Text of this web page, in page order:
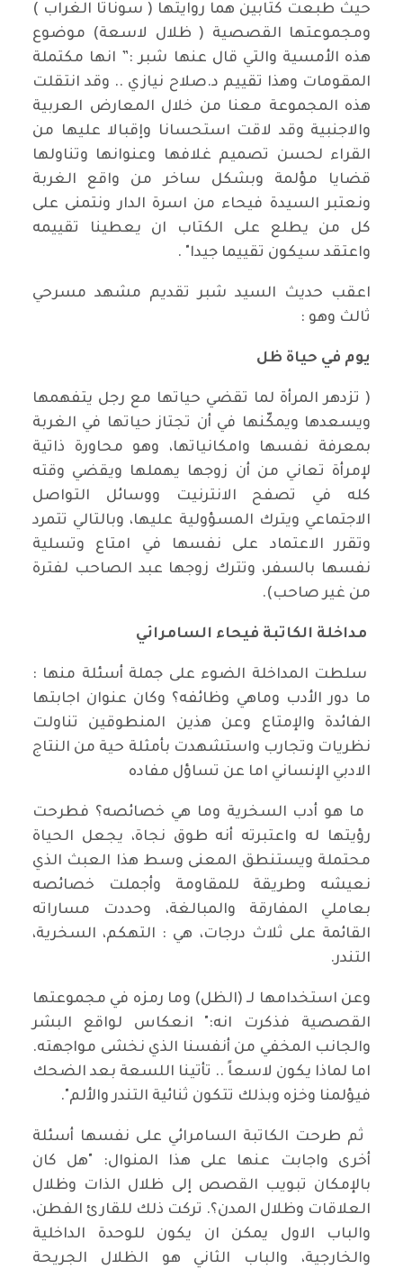
حيث طبعت كتابين هما روايتها ( سوناتا الغراب )
ومجموعتها القصصية ( ظلال لاسعة) موضوع
هذه الأمسية والتي قال عنها شبر :” انها مكتملة
المقومات وهذا تقييم د.صلاح نيازي .. وقد انتقلت
هذه المجموعة معنا من خلال المعارض العربية
والاجنبية وقد لاقت استحسانا وإقبالا عليها من
القراء لحسن تصميم غلافها وعنوانها وتناولها
قضايا مؤلمة وبشكل ساخر من واقع الغربة
ونعتبر السيدة فيحاء من اسرة الدار ونتمنى على
كل من يطلع على الكتاب ان يعطينا تقييمه
واعتقد سيكون تقييما جيدا" .
اعقب حديث السيد شبر تقديم مشهد مسرحي
ثالث وهو :
يوم في حياة ظل
( تزدهر المرأة لما تقضي حياتها مع رجل يتفهمها
ويسعدها ويمكّنها في أن تجتاز حياتها في الغربة
بمعرفة نفسها وامكانياتها، وهو محاورة ذاتية
لإمرأة تعاني من أن زوجها يهملها ويقضي وقته
كله في تصفح الانترنيت ووسائل التواصل
الاجتماعي ويترك المسؤولية عليها، وبالتالي تتمرد
وتقرر الاعتماد على نفسها في امتاع وتسلية
نفسها بالسفر، وتترك زوجها عبد الصاحب لفترة
من غير صاحب).
مداخلة الكاتبة فيحاء السامرائي
سلطت المداخلة الضوء على جملة أسئلة منها :
ما دور الأدب وماهي وظائفه؟ وكان عنوان اجابتها
الفائدة والإمتاع وعن هذين المنطوقين تناولت
نظريات وتجارب واستشهدت بأمثلة حية من النتاج
الادبي الإنساني اما عن تساؤل مفاده
⁠ ⁠⁠ما هو أدب السخرية وما هي خصائصه؟ فطرحت
رؤيتها له واعتبرته أنه طوق نجاة، يجعل الحياة
محتملة ويستنطق المعنى وسط هذا العبث الذي
نعيشه وطريقة للمقاومة وأجملت خصائصه
بعاملي المفارقة والمبالغة، وحددت مساراته
القائمة على ثلاث درجات، هي : التهكم، السخرية،
التندر.
⁠⁠⁠وعن استخدامها لـ (الظل) وما رمزه في مجموعتها
القصصية فذكرت انه:" انعكاس لواقع البشر
والجانب المخفي من أنفسنا الذي نخشى مواجهته.
اما لماذا يكون لاسعاً .. تأتينا اللسعة بعد الضحك
فيؤلمنا وخزه وبذلك تتكون ثنائية التندر والألم".
⁠⁠⁠ ثم طرحت الكاتبة السامرائي على نفسها أسئلة
أخرى واجابت عنها على هذا المنوال: "هل كان
بالإمكان تبويب القصص إلى ظلال الذات وظلال
العلاقات وظلال المدن؟. تركت ذلك للقارئ الفطن،
والباب الاول يمكن ان يكون للوحدة الداخلية
والخارجية، والباب الثاني هو الظلال الجريحة